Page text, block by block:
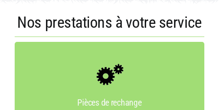
Nos prestations à votre service
Pièces de rechange
Notre stock comprend les pièces les plus